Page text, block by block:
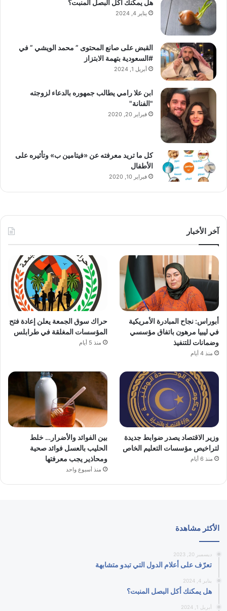
هل يمكنك أكل البصل المنبت؟
يناير 4, 2024
القبض على صانع المحتوى ” محمد الويشي ” في
#السعودية بتهمة الابتزاز
أبريل 1, 2024
ابن علا رامي يطالب جمهوره بالدعاء لزوجته
"الفنانة"
فبراير 20, 2020
كل ما تريد معرفته عن «فيتامين ب» وتأثيره على
الأطفال
فبراير 10, 2020
آخر الأخبار
أبوراس: نجاح المبادرة الأمريكية
في ليبيا مرهون باتفاق مؤسسي
وضمانات للتنفيذ
منذ 4 أيام
حراك سوق الجمعة يعلن إعادة فتح
المؤسسات المغلقة في طرابلس
منذ 5 أيام
وزير الاقتصاد يصدر ضوابط جديدة
لتراخيص مؤسسات التعليم الخاص
منذ 6 أيام
بين الفوائد والأضرار… خلط
الحليب بالعسل فوائد صحية
ومحاذير يجب معرفتها
منذ أسبوع واحد
الأكثر مشاهدة
ديسمبر 20, 2023
تعرّف على أعلام الدول التي تبدو متشابهة
يناير 4, 2024
هل يمكنك أكل البصل المنبت؟
أبريل 1, 2024